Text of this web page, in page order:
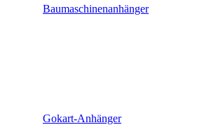
Baumaschinenanhänger
Gokart-Anhänger